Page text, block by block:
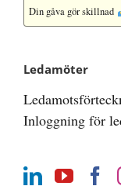
Din gåva gör skillnad
Ledamöter
Inloggning för